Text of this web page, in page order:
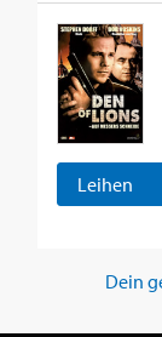
Leihen
Dein